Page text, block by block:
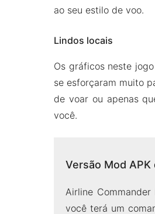
ao seu estilo de voo.
Lindos locais
Os gráficos neste
se esforçaram muito
de voar ou apenas
você.
Versão Mod
Airline
você terá um